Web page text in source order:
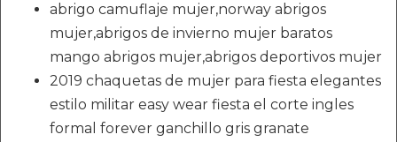
abrigo camuflaje mujer,norway abrigos
mujer,abrigos de invierno mujer baratos
mango abrigos mujer,abrigos deportivos mujer
2019 chaquetas de mujer para fiesta elegantes
estilo militar easy wear fiesta el corte ingles
formal forever ganchillo gris granate